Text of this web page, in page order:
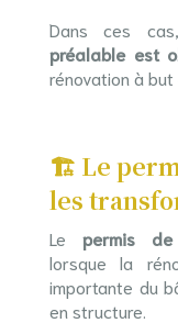
Dans ces
préalable est
rénovation à but
🏗️ Le
les
Le permis
lorsque la
importante du
en structure.